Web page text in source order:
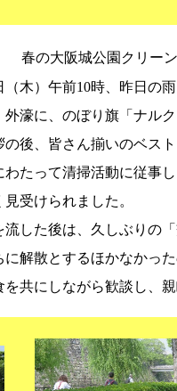
大阪城公園クリーン
木）午前10時、昨日の
濠に、のぼり旗「ナル
後、皆さん揃いのベス
たって清掃活動に従事
受けられました。
した後は、久しぶりの
解散とするほかなかっ
を共にしながら歓談し、